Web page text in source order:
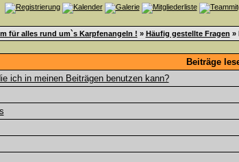
für alles rund um`s Karpfenangeln ! » Häufig gestellte Fragen »
Beiträge
ich in meinen Beiträgen benutzen kann?